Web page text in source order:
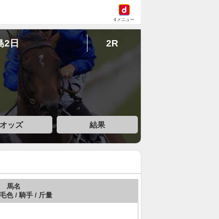
dメニュー
2日 2R
オッズ 結果
馬名
色 / 騎手 / 斤量